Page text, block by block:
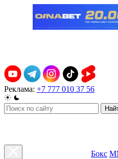
Реклама: +7 777 010 37 56
Бокс